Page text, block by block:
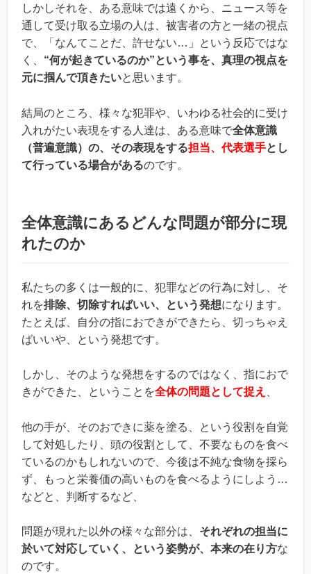
しかしそれを、ある意味では遠くから、ニュース等を
通して受け取る立場の人は、被害者の方と一緒の視点
で、「なんてことだ、許せない…」という反応ではな
く、 “何が起きているのか”という事を、真理の視点を
元に掴んで頂きたいと思います。
結局のところ、様々な犯罪や、いわゆる社会的に受け
入れがたい表現をする人達は、ある意味で全体意識
（普遍意識）の、その表現をする担当、代表選手とし
て行っている場合があるのです。
全体意識にあるどんな問題が部分に現
れたのか
私たちの多くは一般的に、犯罪などの行為に対し、そ
れを排除、切除すればいい、という発想になります。
たとえば、自分の指におできができたら、切っちゃえ
ばいいや、という発想です。
しかし、そのような発想をするのではなく、指におで
きができた、ということを全体の問題として捉え
他の手が、そのおできに薬を塗る、という役割を自覚
して対処したり、頭の役割として、不要なものを食べ
ているのかもしれないので、今後は不純な食物を採ら
ず、もっと栄養価の高いものを食べるようにしよう…
などと、判断するなど、
問題が現れた以外の様々な部分は、 それぞれの担当に
於いて対応していく、という姿勢が、本来の在り方な
のです。